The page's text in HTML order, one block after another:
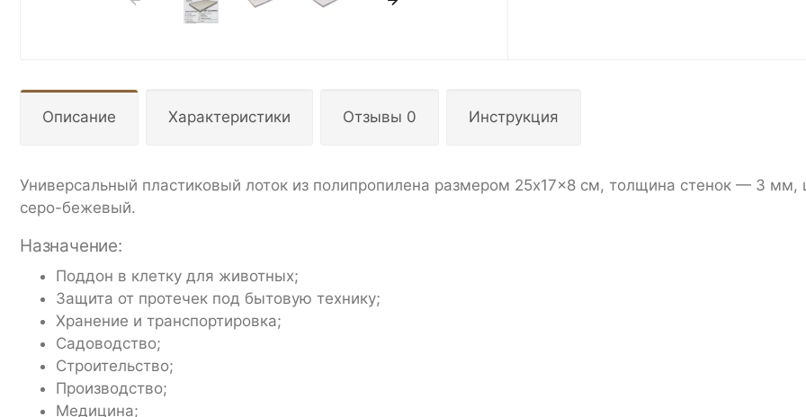
Описание Характеристики Отзывы 0 Инструкция
Универсальный пластиковый лоток из полипропилена размером 25x17x8 см, толщина стенок — 3
серо-бежевый.
Назначение:
Поддон в клетку для животных;
Защита от протечек под бытовую технику;
Хранение и транспортировка;
Садоводство;
Строительство;
Производство;
Медицина;